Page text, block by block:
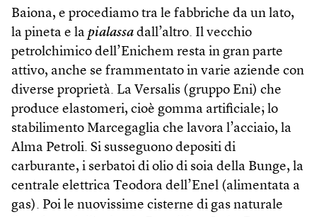
Baiona, e procediamo tra le fabbriche da un lato,
la pineta e la pialassa dall’altro. Il vecchio
petrolchimico dell’Enichem resta in gran parte
attivo, anche se frammentato in varie aziende con
diverse proprietà. La Versalis (gruppo Eni) che
produce elastomeri, cioè gomma artificiale; lo
stabilimento Marcegaglia che lavora l’acciaio, la
Alma Petroli. Si susseguono depositi di
carburante, i serbatoi di olio di soia della Bunge, la
centrale elettrica Teodora dell’Enel (alimentata a
gas). Poi le nuovissime cisterne di gas naturale